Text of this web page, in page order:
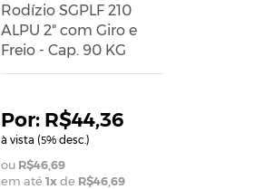
Rodízio SGPLF 210
ALPU 2" com Giro e
Freio - Cap. 90 KG
R$44,36
à vista (5% desc.)
R$46,69
em até 1x de R$46,69